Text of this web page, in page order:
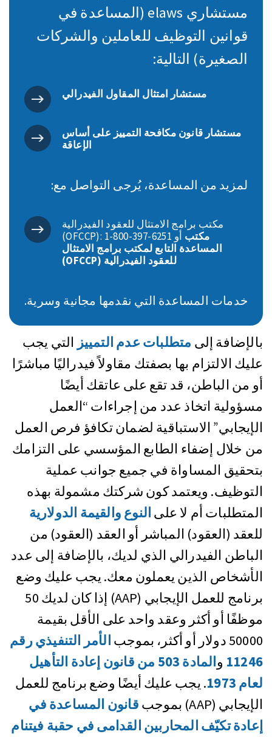
بالإضافة إلى متطلبات عدم التمييز التي يجب
عليك الالتزام بها بصفتك مقاولاً فيدراليًا مباشرًا
أو من الباطن، قد تقع على عاتقك أيضًا
مسؤولية اتخاذ عدد من إجراءات “العمل
الإيجابي” الاستباقية لضمان تكافؤ فرص العمل
من خلال إضفاء الطابع المؤسسي على التزامك
بتحقيق المساواة في جميع جوانب عملية
التوظيف. ويعتمد كون شركتك مشمولة بهذه
المتطلبات أم لا على النوع والقيمة الدولارية
للعقد (العقود) المباشر أو العقد (العقود) من
الباطن الفيدرالي الذي لديك، بالإضافة إلى عدد
الأشخاص الذين يعملون معك. يجب عليك وضع
برنامج للعمل الإيجابي (AAP) إذا كان لديك 50
موظفًا أو أكثر وعقد واحد على الأقل بقيمة
50000 دولار أو أكثر، بموجب
الأمر التنفيذي رقم
11246 و
المادة 503 من قانون إعادة التأهيل
لعام 1973
. يجب عليك أيضًا وضع برنامج للعمل
الإيجابي (AAP) بموجب
قانون المساعدة في
إعادة تكيّف المحاربين القدامى في حقبة فيتنام
مستشاري elaws (المساعدة في
قوانين التوظيف للعاملين والشركات
الصغيرة) التالية:
مستشار امتثال المقاول الفيدرالي
مستشار قانون مكافحة التمييز على أساس
الإعاقة
لمزيد من المساعدة، يُرجى التواصل مع:
مكتب برامج الامتثال للعقود الفيدرالية
مكتب
المساعدة التابع لمكتب برامج الامتثال
للعقود الفيدرالية (OFCCP)
خدمات المساعدة التي نقدمها مجانية وسرية.